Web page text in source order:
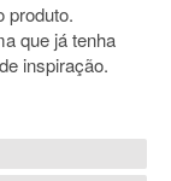
produto.
que já tenha
inspiração.